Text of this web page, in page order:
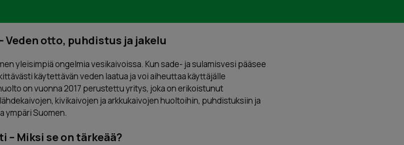
Veden otto, puhdistus ja jakelu
yleisimpiä ongelmia vesikaivoissa. Kun sade- ja sulamisvesi pääsee
käytettävän veden laatua ja voi aiheuttaa käyttäjälle
on vuonna 2017 perustettu yritys, joka on erikoistunut
kivikaivojen ja arkkukaivojen huoltoihin, puhdistuksiin ja
ympäri Suomen.
Miksi se on tärkeää?